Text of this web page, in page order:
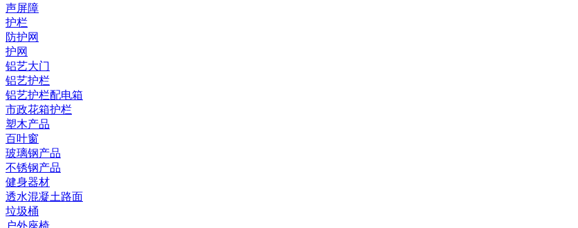
声屏障
护栏
防护网
护网
铝艺大门
铝艺护栏
铝艺护栏配电箱
市政花箱护栏
塑木产品
百叶窗
玻璃钢产品
不锈钢产品
健身器材
透水混凝土路面
垃圾桶
户外座椅